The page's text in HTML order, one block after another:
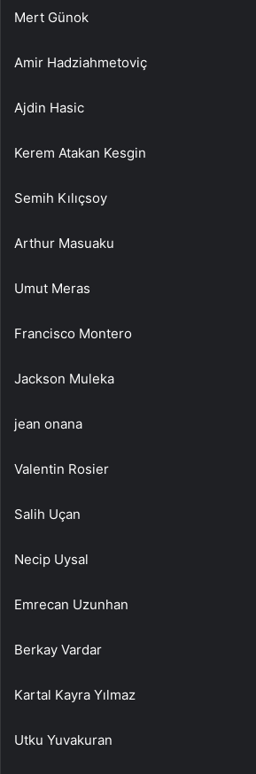
Mert Günok
Amir Hadziahmetoviç
Ajdin Hasic
Kerem Atakan Kesgin
Semih Kılıçsoy
Arthur Masuaku
Umut Meras
Francisco Montero
Jackson Muleka
jean onana
Valentin Rosier
Salih Uçan
Necip Uysal
Emrecan Uzunhan
Berkay Vardar
Kartal Kayra Yılmaz
Utku Yuvakuran